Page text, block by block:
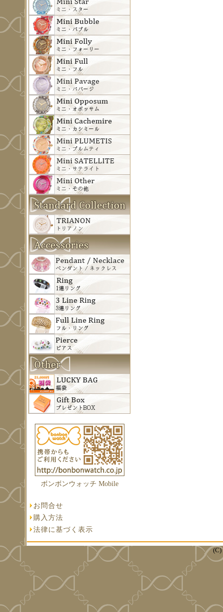
ボンボンウォッチ Mobile
お問合せ
購入方法
法律に基づく表示